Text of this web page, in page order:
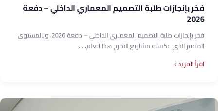
فخر بإنجازات طلبة التصميم المعماري الداخلي – دفعة
2026
فخر بإنجازات طلبة التصميم المعماري الداخلي – دفعة 2026، وبالمستوى
المتميز الذي عكسته مشاريع التخرج هذا العام، ...
اقرأ المزيد